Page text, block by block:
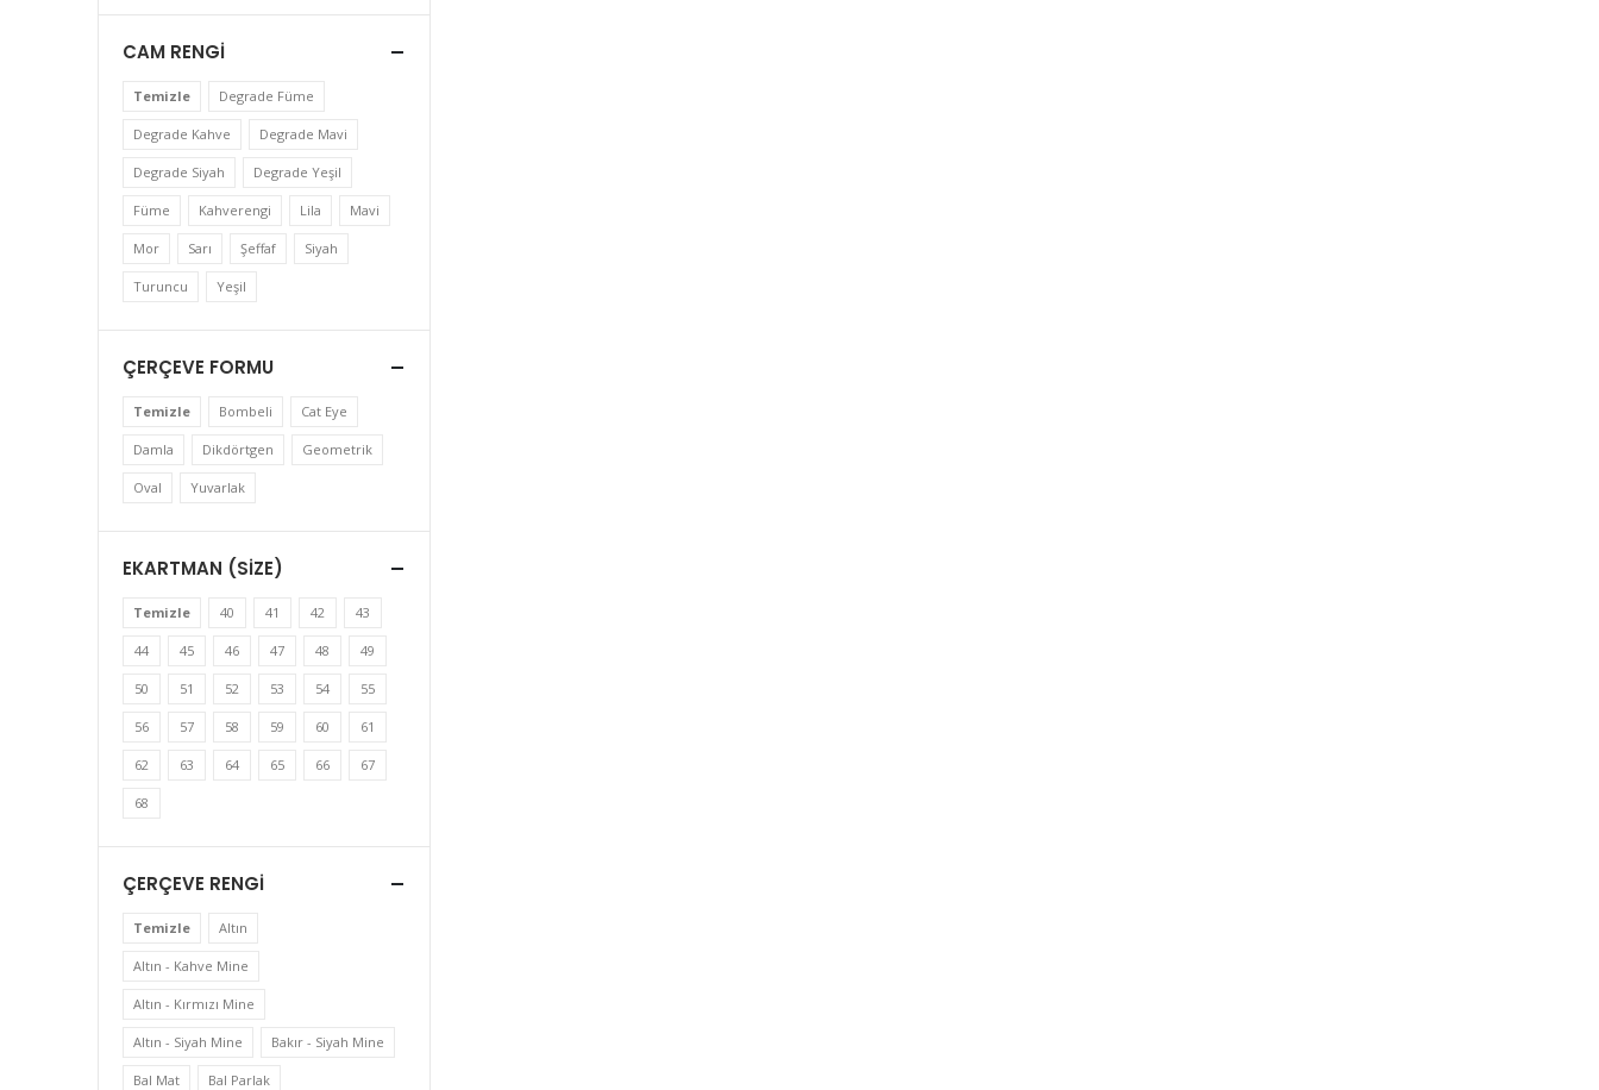
CAM RENGI
Temizle Degrade Füme
Degrade Kahve Degrade Mavi
Degrade Siyah Degrade Yeşil
Füme Kahverengi Lila Mavi
Mor Sarı Şeffaf Siyah
Turuncu Yeşil
ÇERÇEVE FORMU
Temizle Bombeli Cat Eye
Damla Dikdörtgen Geometrik
Oval Yuvarlak
EKARTMAN (SIZE)
Temizle 40 41 42 43
44 45 46 47 48 49
50 51 52 53 54 55
56 57 58 59 60 61
62 63 64 65 66 67
68
ÇERÇEVE RENGI
Temizle Altın
Altın - Kahve Mine
Altın - Kırmızı Mine
Altın - Siyah Mine Bakır - Siyah Mine
Bal Mat Bal Parlak